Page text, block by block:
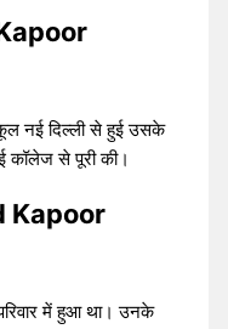
Kapoor
नई दिल्ली से हुई उसके
कॉलेज से पूरी की।
Kapoor
में हुआ था। उनके